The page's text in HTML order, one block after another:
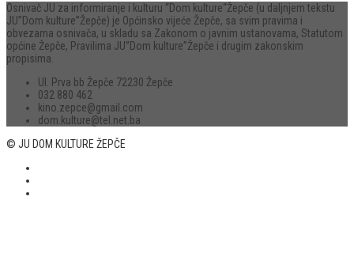
Osnivač JU za informiranje i kulturu “Dom kulture“Žepče (u daljnjem tekstu
JU”Dom kulture”Žepče) je Općinsko vijeće Žepče, sa svim pravima i
obvezama osnivača, u skladu sa Zakonom o javnim ustanovama, Statutom
općine Žepče, Pravilima JU”Dom kulture”Žepče i drugim zakonskim
propisima.
Ul. Prva bb Žepče 72230 Žepče
032 880 462
kino.zepce@gmail.com
dom.kulture@tel.net.ba
© JU DOM KULTURE ŽEPČE